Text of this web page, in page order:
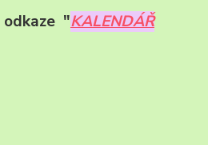
odkaze "KALENDÁŘ